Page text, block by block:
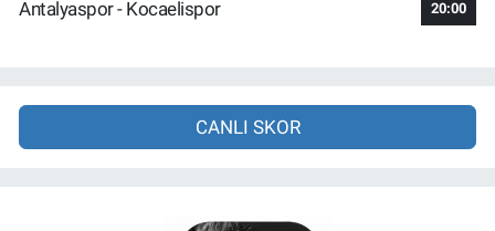
Antalyaspor - Kocaelispor 20:00
CANLI SKOR